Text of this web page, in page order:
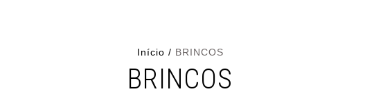
Início / BRINCOS
BRINCOS